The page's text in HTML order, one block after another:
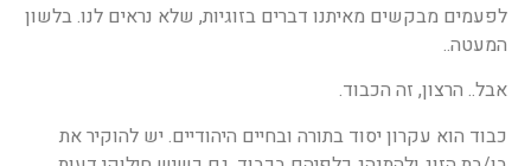
לפעמים מבקשים מאיתנו דברים בזוגיות, שלא נראים לנו. בלשון
המעטה..
אבל.. הרצון, זה הכבוד.
כבוד הוא עקרון יסוד בתורה ובחיים היהודיים. יש להוקיר את